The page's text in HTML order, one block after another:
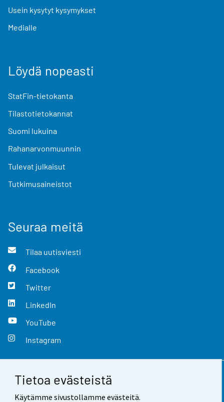
Tietoa evästeistä
Käytämme sivustollamme evästeitä.
Usein kysytyt kysymykset
Medialle
Löydä nopeasti
StatFin-tietokanta
Tilastotietokannat
Suomi lukuina
Rahanarvonmuunnin
Tulevat julkaisut
Tutkimusaineistot
Seuraa meitä
Tilaa uutisviesti
Facebook
Twitter
LinkedIn
YouTube
Instagram
Yhteystiedot